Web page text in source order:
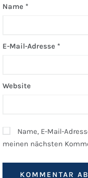
Name *
E-Mail-Adresse *
Website
Name, E-Mail-
meinen nächsten